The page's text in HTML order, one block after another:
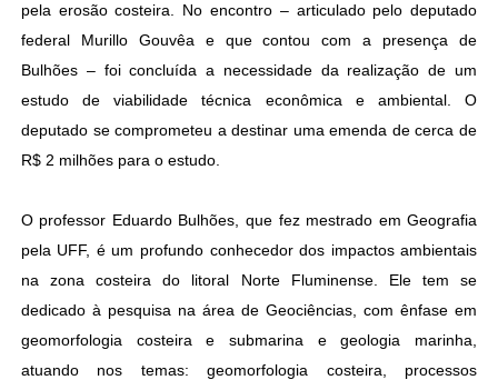
pela erosão costeira. No encontro – articulado pelo deputado
federal Murillo Gouvêa e que contou com a presença de
Bulhões – foi concluída a necessidade da realização de um
estudo de viabilidade técnica econômica e ambiental. O
deputado se comprometeu a destinar uma emenda de cerca de
R$ 2 milhões para o estudo.
O professor Eduardo Bulhões, que fez mestrado em Geografia
pela UFF, é um profundo conhecedor dos impactos ambientais
na zona costeira do litoral Norte Fluminense. Ele tem se
dedicado à pesquisa na área de Geociências, com ênfase em
geomorfologia costeira e submarina e geologia marinha,
atuando nos temas: geomorfologia costeira, processos